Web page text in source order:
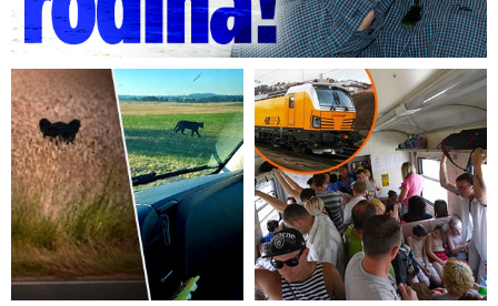
Ale vzhledem k tomu, že Petr Pavel jednak chce
svoji účast na tom summitu pojmout hodně
pracovně, a také proto, že asi nechce
rozdmýchávat ten konflikt o zastoupení České
republiky v Ankaře tím, že by podobně jako pan
Babiš bral s sebou svoji manželku, tak si myslím,
že je to nakonec vhodné a správné rozhodnutí,
protože by to asi jenom přililo olej do ohně.“